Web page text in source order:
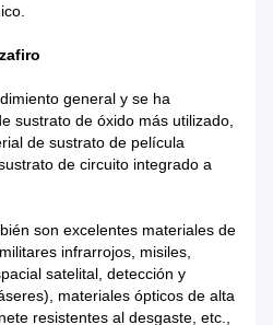
general y se ha
sustrato de óxido más utilizado,
de sustrato de película
de circuito integrado a
son excelentes materiales de
infrarrojos, misiles,
satelital, detección y
materiales ópticos de alta
resistentes al desgaste, etc.,